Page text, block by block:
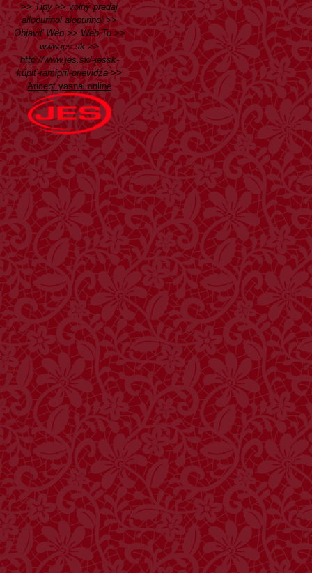
>>Tipy>>volný predaj
allopurinol alopurinol>>
Objaviť Web>> Web Tu >>
www.jes.sk>>
http://www.jes.sk/-jessk-
kúpiť-ramipril-prievidza>>
Aricept yasnal online